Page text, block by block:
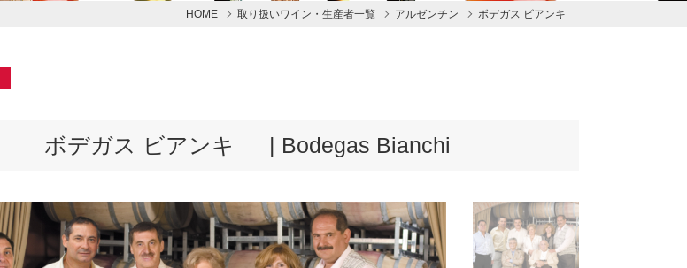
HOME 取り扱いワイン・生産者一覧 アルゼンチン ボデガス ビアンキ
ボデガス ビアンキ | Bodegas Bianchi